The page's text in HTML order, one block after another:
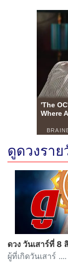
ดูดวงรา
ดวง วันเสาร์ที่ 8
ผู้ที่เกิดวันเสาร์